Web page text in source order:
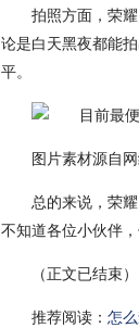
拍照方面，荣
论是白天黑夜都能
平。
图片素材源自
总的来说，荣
不知道各位小伙伴
（正文已结束）
推荐阅读： 怎